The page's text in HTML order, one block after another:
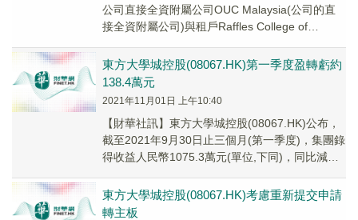
公司直接全資附屬公司OUC Malaysia(公司的直
接全資附屬公司)與租戶Raffles College of
東方大學城控股(08067.HK)第一季度盈轉虧約
138.4萬元
2021年11月01日 上午10:40
【財華社訊】東方大學城控股(08067.HK)公布，
截至2021年9月30日止三個月(第一季度)，集團錄
得收益人民幣1075.3萬元(單位,下同)，同比減少
東方大學城控股(08067.HK)考慮重新提交申請
轉主板